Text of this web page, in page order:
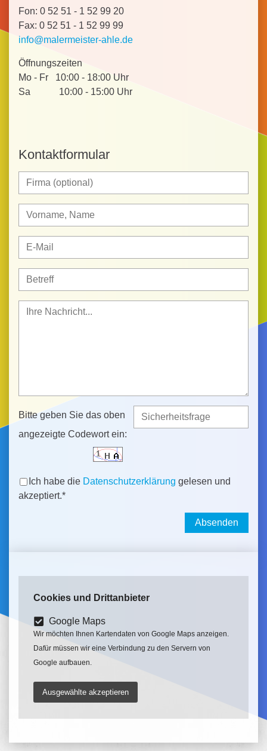
Fon: 0 52 51 - 1 52 99 20
Fax: 0 52 51 - 1 52 99 99
info@malermeister-ahle.de
Öffnungszeiten
Mo - Fr 10:00 - 18:00 Uhr
Sa 10:00 - 15:00 Uhr
Kontaktformular
Bitte geben Sie das oben
angezeigte Codewort ein:
Ich habe die Datenschutzerklärung gelesen und
akzeptiert.*
Absenden
Cookies und Drittanbieter
Google Maps
Wir möchten Ihnen Kartendaten von Google Maps anzeigen.
Dafür müssen wir eine Verbindung zu den Servern von
Google aufbauen.
Ausgewählte akzeptieren